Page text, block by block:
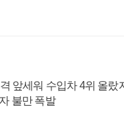
앞세워 수입차 4위 올랐
불만 폭발